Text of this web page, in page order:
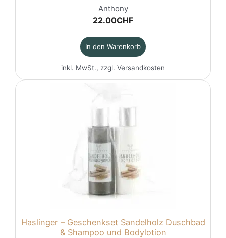
Anthony
22.00CHF
In den Warenkorb
inkl. MwSt., zzgl. Versandkosten
Haslinger – Geschenkset Sandelholz Duschbad
& Shampoo und Bodylotion